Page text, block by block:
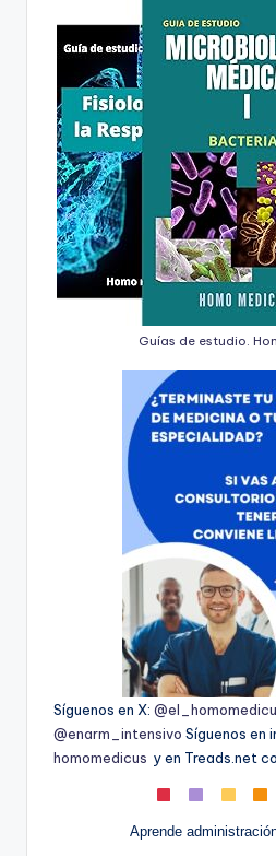
Guías de estudio.
Síguenos en X:
@enarm_intensivo Síguenos en
homomedicus y en Treads.net
Aprende